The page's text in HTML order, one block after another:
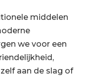
middelen
we voor een
aan de slag of